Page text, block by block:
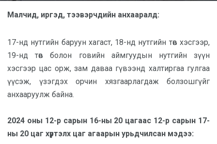
Малчид, иргэд, тээвэрчдийн анхааралд:
17-нд нутгийн баруун хагаст, 18-нд нутгийн төв хэсгээр,
19-нд төв болон говийн аймгуудын нутгийн зүүн
хэсгээр цас орж, зам даваа гүвээнд халтиргаа гулгаа
үүсэж, үзэгдэх орчин хязгаарлагдаж болзошгүйг
анхааруулж байна.
2024 оны 12-р сарын 16-ны 20 цагаас 12-р сарын 17-
ны 20 цаг хүртэлх цаг агаарын урьдчилсан мэдээ: